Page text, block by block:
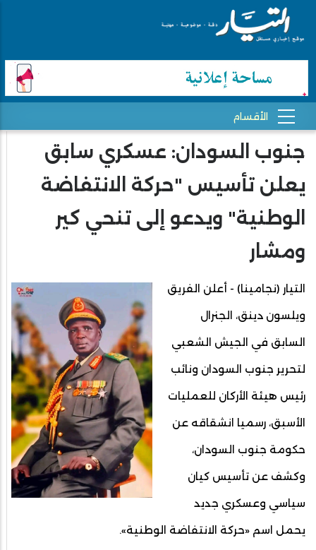
جنوب السودان: عسكري سابق
يعلن تأسيس "حركة الانتفاضة
الوطنية" ويدعو إلى تنحي كير
ومشار
التيار (نجامينا) - أعلن الفريق
ويلسون دينق، الجنرال
السابق في الجيش الشعبي
لتحرير جنوب السودان ونائب
رئيس هيئة الأركان للعمليات
الأسبق، رسميا انشقاقه عن
حكومة جنوب السودان،
وكشف عن تأسيس كيان
سياسي وعسكري جديد
يحمل اسم «حركة الانتفاضة الوطنية».